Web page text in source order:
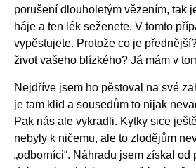
porušení dlouholetým vězením, tak
háje a ten lék seženete. V tomto
vypěstujete. Protože co je
život vašeho blízkého? Já mám v
Nejdříve jsem ho pěstoval na své
je tam klid a sousedům to nijak
Pak nás ale vykradli. Kytky sice
nebyly k ničemu, ale to zlodějům
„odborníci“. Náhradu jsem získal